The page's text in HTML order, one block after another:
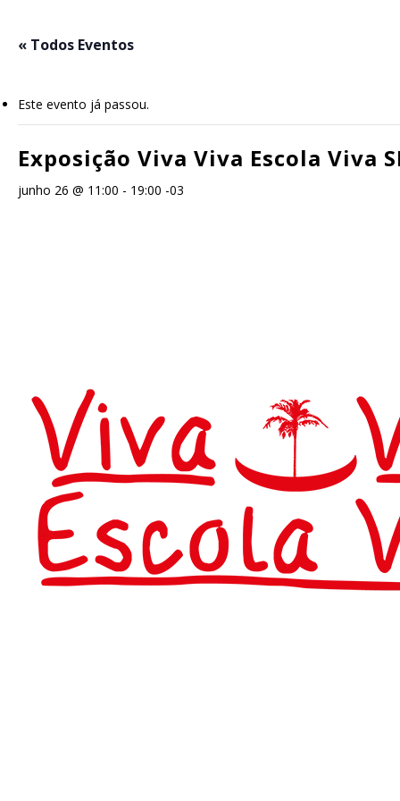
main« Todos Eventos
Este evento já passou.
Exposição Viva Viva Escola Viva
junho 26 @ 11:00 - 19:00 -03